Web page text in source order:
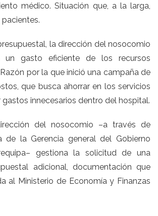
médico. Situación que, a la larga,
la dirección del nosocomio
un gasto eficiente de los recursos
por la que inició una campaña de
que busca ahorrar en los servicios
innecesarios dentro del hospital.
del nosocomio –a través de
de la Gerencia general del Gobierno
gestiona la solicitud de una
adicional, documentación que
al Ministerio de Economía y Finanzas